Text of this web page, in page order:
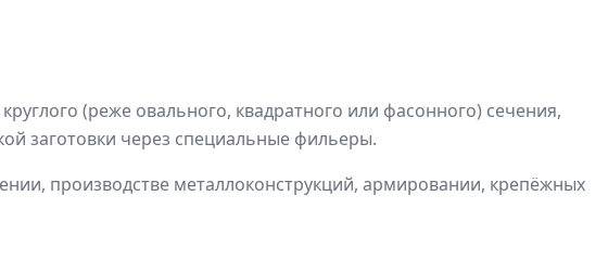
(реже овального, квадратного или фасонного) сечения,
заготовки через специальные фильеры.
производстве металлоконструкций, армировании, крепёжных